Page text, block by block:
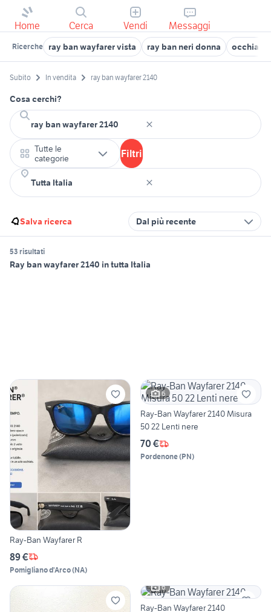
Home Cerca Vendi Messaggi
Ricerche ray ban wayfarer vista ray ban neri donna occhiali
Subito In vendita ray ban wayfarer 2140
Cosa cerchi?
Tutte le
categorie
Filtri
Salva ricerca Dal più recente
53 risultati
Ray ban wayfarer 2140 in tutta Italia
Ray-Ban Wayfarer R
89 €
Pomigliano d'Arco(NA)
6
Ray-Ban Wayfarer 2140 Misura
50 22 Lenti nere
70 €
Pordenone(PN)
6
Ray-Ban Wayfarer 2140